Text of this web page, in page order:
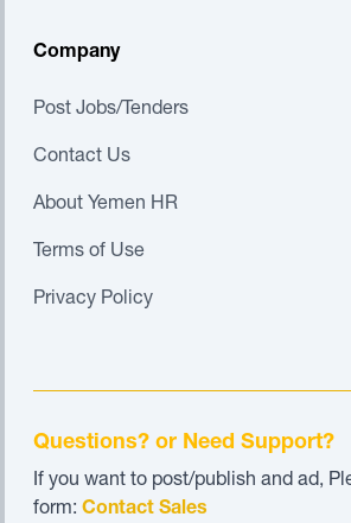
Company
Post Jobs/Tenders
Contact Us
About Yemen HR
Terms of Use
Privacy Policy
Questions? or Need Support?
If you want to post/publish and ad,
form: Contact Sales